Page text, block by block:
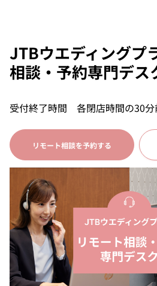
JTBウエディングプ
相談・予約専門デス
受付終了時間 各閉店時間の30分
リモート相談を予約する